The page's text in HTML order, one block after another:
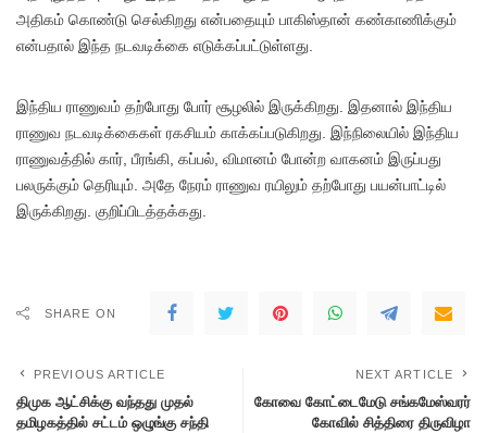
அதிகம் கொண்டு செல்கிறது என்பதையும் பாகிஸ்தான் கண்காணிக்கும்
என்பதால் இந்த நடவடிக்கை எடுக்கப்பட்டுள்ளது.
இந்திய ராணுவம் தற்போது போர் சூழலில் இருக்கிறது. இதனால் இந்திய
ராணுவ நடவடிக்கைகள் ரகசியம் காக்கப்படுகிறது. இந்நிலையில் இந்திய
ராணுவத்தில் கார், பீரங்கி, கப்பல், விமானம் போன்ற வாகனம் இருப்பது
பலருக்கும் தெரியும். அதே நேரம் ராணுவ ரயிலும் தற்போது பயன்பாட்டில்
இருக்கிறது. குறிப்பிடத்தக்கது.
SHARE ON
PREVIOUS ARTICLE
திமுக ஆட்சிக்கு வந்தது முதல்
தமிழகத்தில் சட்டம் ஒழுங்கு சந்தி
NEXT ARTICLE
கோவை கோட்டைமேடு சங்கமேஸ்வரர்
கோவில் சித்திரை திருவிழா